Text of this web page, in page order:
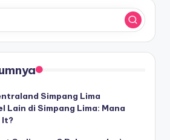
Simpang Lima
Lain di Simpang Lima: Mana
It?